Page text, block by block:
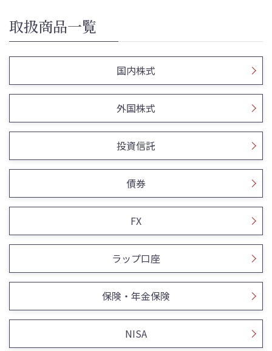
取扱商品一覧
国内株式
外国株式
投資信託
債券
FX
ラップ口座
保険・年金保険
NISA